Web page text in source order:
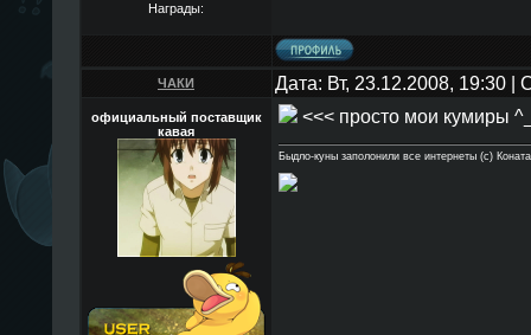
Награды:
ЧАКИ Дата: Вт, 23.12.2008, 19:30
официальный поставщик
кавая
<<< просто мои кумиры
Быдло-куны заполонили все интернеты (с)